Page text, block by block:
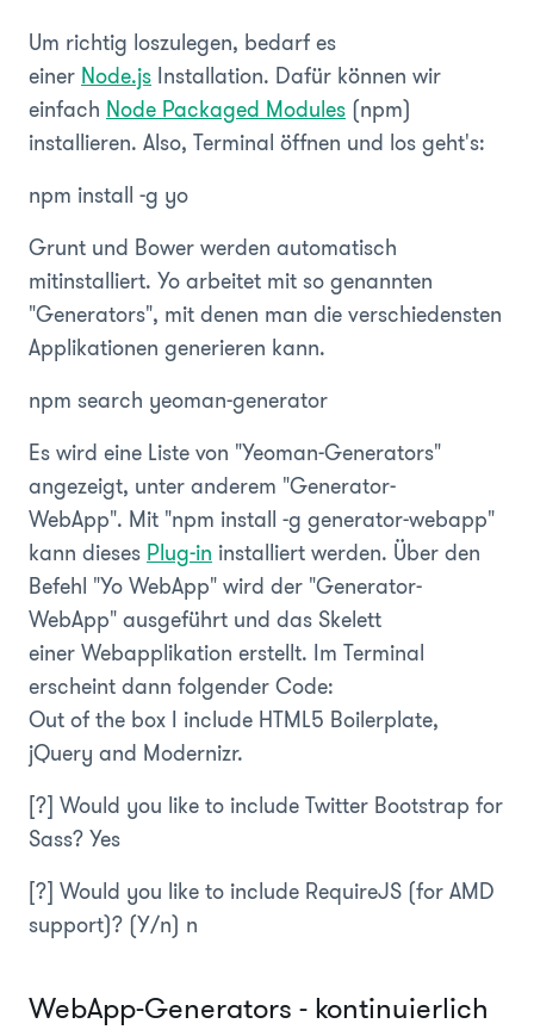
Um richtig loszulegen, bedarf es
einer Node.js Installation. Dafür können wir
einfach Node Packaged Modules (npm)
installieren. Also, Terminal öffnen und los geht's:
npm install -g yo
Grunt und Bower werden automatisch
mitinstalliert. Yo arbeitet mit so genannten
"Generators", mit denen man die verschiedensten
Applikationen generieren kann.
npm search yeoman-generator
Es wird eine Liste von "Yeoman-Generators"
angezeigt, unter anderem "Generator-
WebApp". Mit "npm install -g generator-webapp"
kann dieses Plug-in installiert werden. Über den
Befehl "Yo WebApp" wird der "Generator-
WebApp" ausgeführt und das Skelett
einer Webapplikation erstellt. Im Terminal
erscheint dann folgender Code:
Out of the box I include HTML5 Boilerplate,
jQuery and Modernizr.
[?] Would you like to include Twitter Bootstrap for
Sass? Yes
[?] Would you like to include RequireJS (for AMD
support)? (Y/n) n
WebApp-Generators - kontinuierlich